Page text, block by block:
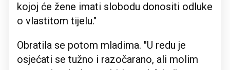
kojoj će žene imati slobodu donositi odluke
o vlastitom tijelu."
Obratila se potom mladima. "U redu je
osjećati se tužno i razočarano, ali molim